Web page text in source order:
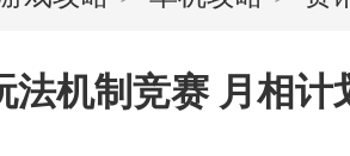
法机制竞赛 月相